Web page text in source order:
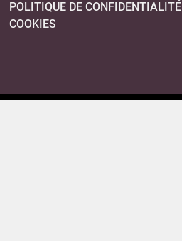
POLITIQUE DE CONFIDENTIALITÉ
COOKIES